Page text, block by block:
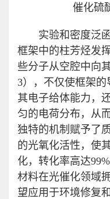
催化硫
实验和密度泛
框架中的柱芳烃发
些分子从空腔中向
3），不仅使框架
其电子给体能力，
匀的电荷分布，从
独特的机制赋予了
的光氧化活性，使
化，转化率高达
材料在光催化领域
望应用于环境修复